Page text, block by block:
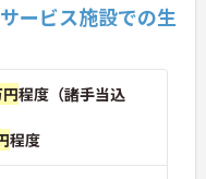
ービス施設での生
程度（諸手当込
程度